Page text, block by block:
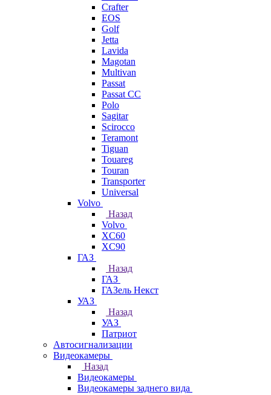
Crafter
EOS
Golf
Jetta
Lavida
Magotan
Multivan
Passat
Passat CC
Polo
Sagitar
Scirocco
Teramont
Tiguan
Touareg
Touran
Transporter
Universal
Volvo
Назад
Volvo
XC60
XC90
ГАЗ
Назад
ГАЗ
ГАЗель Некст
УАЗ
Назад
УАЗ
Патриот
Автосигнализации
Видеокамеры
Назад
Видеокамеры
Видеокамеры заднего вида